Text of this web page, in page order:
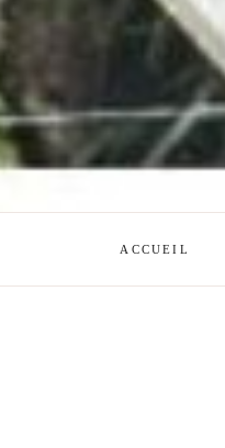
ACCUEIL